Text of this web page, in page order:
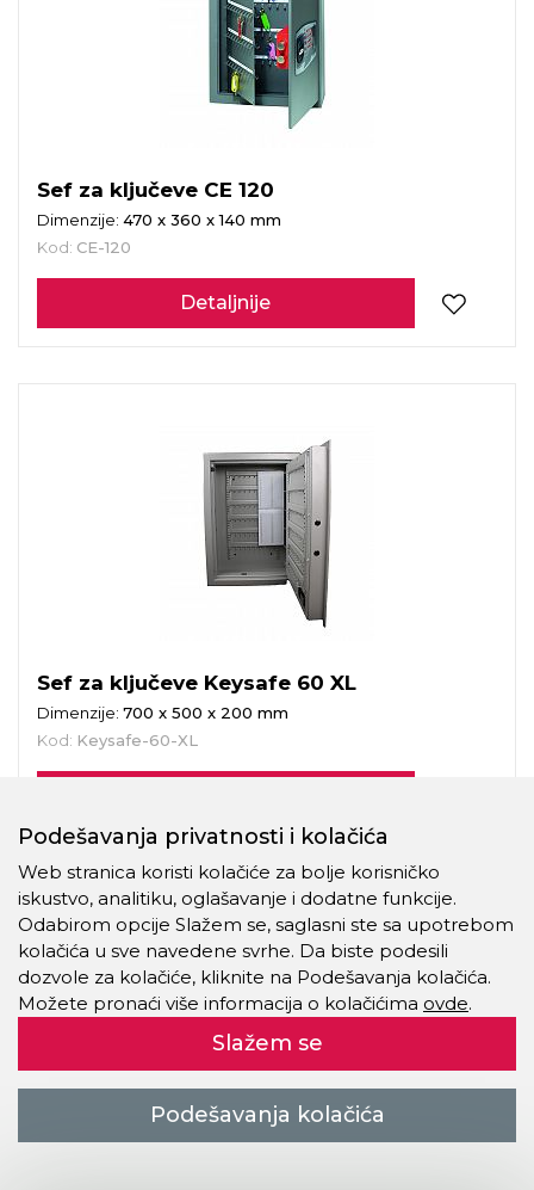
Sef za ključeve CE 120
Dimenzije: 470 x 360 x 140 mm
Kod: CE-120
Detaljnije
Sef za ključeve Keysafe 60 XL
Dimenzije: 700 x 500 x 200 mm
Kod: Keysafe-60-XL
Podešavanja privatnosti i kolačića
Web stranica koristi kolačiće za bolje korisničko
iskustvo, analitiku, oglašavanje i dodatne funkcije.
Odabirom opcije Slažem se, saglasni ste sa upotrebom
kolačića u sve navedene svrhe. Da biste podesili
dozvole za kolačiće, kliknite na Podešavanja kolačića.
Možete pronaći više informacija o kolačićima ovde.
Slažem se
Podešavanja kolačića